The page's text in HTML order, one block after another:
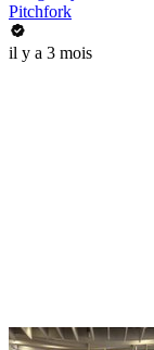
Pitchfork
il y a 3 mois